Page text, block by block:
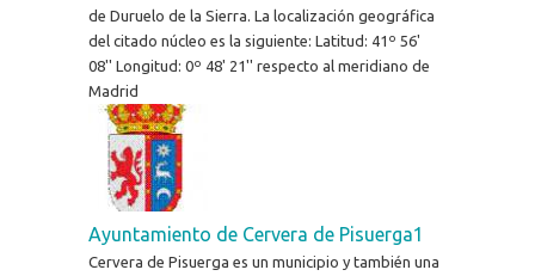
de Duruelo de la Sierra. La localización geográfica
del citado núcleo es la siguiente: Latitud: 41º 56'
08'' Longitud: 0º 48' 21'' respecto al meridiano de
Madrid
Ayuntamiento de Cervera de Pisuerga1
Cervera de Pisuerga es un municipio y también una